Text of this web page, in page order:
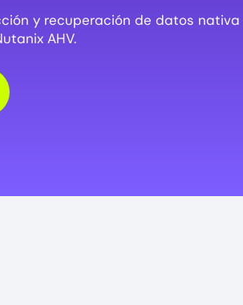
y recuperación de datos
AHV.